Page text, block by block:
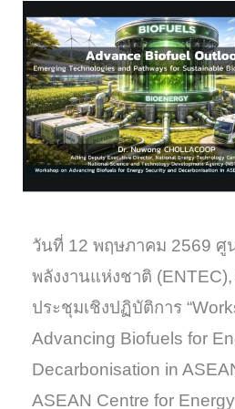
วันที่ 12 พฤษภาคม 2569 ศู
พลังงานแห่งชาติ
ประชุมเชิงปฏิบัติการ
Advancing Biofuels for
Decarbonisation in
ASEAN Centre for